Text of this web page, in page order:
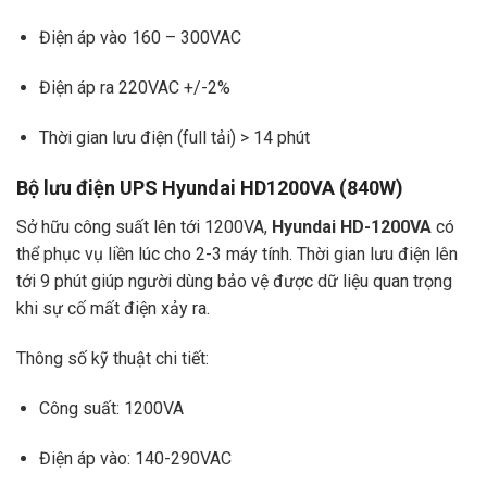
Điện áp vào 160 – 300VAC
Điện áp ra 220VAC +/-2%
Thời gian lưu điện (full tải) > 14 phút
Bộ lưu điện UPS Hyundai HD1200VA (840W)
Sở hữu công suất lên tới 1200VA, Hyundai HD-1200VA có
thể phục vụ liền lúc cho 2-3 máy tính. Thời gian lưu điện lên
tới 9 phút giúp người dùng bảo vệ được dữ liệu quan trọng
khi sự cố mất điện xảy ra.
Thông số kỹ thuật chi tiết:
Công suất: 1200VA
Điện áp vào: 140-290VAC